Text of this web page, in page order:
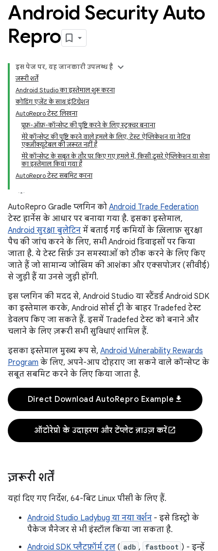
Android Security Auto
Repro
इस पेज पर, यह जानकारी उपलब्ध है
ज़रूरी शर्तें
Android Studio का इस्तेमाल शुरू करना
कोडिंग एजेंट के साथ इंटिग्रेशन
AutoRepro टेस्ट लिखना
प्रूफ़-ऑफ़-कॉन्सेप्ट की पुष्टि करने के लिए स्ट्रक्चर बनाना
मेरे कॉन्सेप्ट की पुष्टि करने वाले हमले के लिए, टेस्ट ऐप्लिकेशन या नेटिव
एक्ज़ीक्यूटेबल की ज़रूरत नहीं है
मेरे कॉन्सेप्ट के सबूत के तौर पर किए गए हमले में, किसी दूसरे ऐप्लिकेशन या सेवा
का इस्तेमाल किया गया है
AutoRepro टेस्ट सबमिट करना
AutoRepro Gradle प्लगिन को Android Trade Federation
टेस्ट हार्नेस के आधार पर बनाया गया है. इसका इस्तेमाल,
Android सुरक्षा बुलेटिन में बताई गई कमियों के ख़िलाफ़ सुरक्षा
पैच की जांच करने के लिए, सभी Android डिवाइसों पर किया
जाता है. ये टेस्ट सिर्फ़ उन समस्याओं को ठीक करने के लिए किए
जाते हैं जो सामान्य जोखिम की आशंका और एक्सपोज़र (सीवीई)
से जुड़ी हैं या उनसे जुड़ी होंगी.
इस प्लगिन की मदद से, Android Studio या स्टैंडर्ड Android SDK
का इस्तेमाल करके, Android सोर्स ट्री के बाहर Tradefed टेस्ट
डेवलप किए जा सकते हैं. इसमें Tradefed टेस्ट को बनाने और
चलाने के लिए ज़रूरी सभी सुविधाएं शामिल हैं.
इसका इस्तेमाल मुख्य रूप से, Android Vulnerability Rewards
Program के लिए, अपने-आप दोहराए जा सकने वाले कॉन्सेप्ट के
सबूत सबमिट करने के लिए किया जाता है.
Direct Download AutoRepro Exampledownload
ऑटोरेप्रो के उदाहरण और टेंप्लेट ब्राउज़ करेंopen_in_new
ज़रूरी शर्तें
यहां दिए गए निर्देश, 64-बिट Linux पीसी के लिए हैं.
Android Studio Ladybug या नया वर्शन - इसे डिस्ट्रो के
पैकेज मैनेजर से भी इंस्टॉल किया जा सकता है.
Android SDK प्लैटफ़ॉर्म टूल ( adb , fastboot ) - इन्हें